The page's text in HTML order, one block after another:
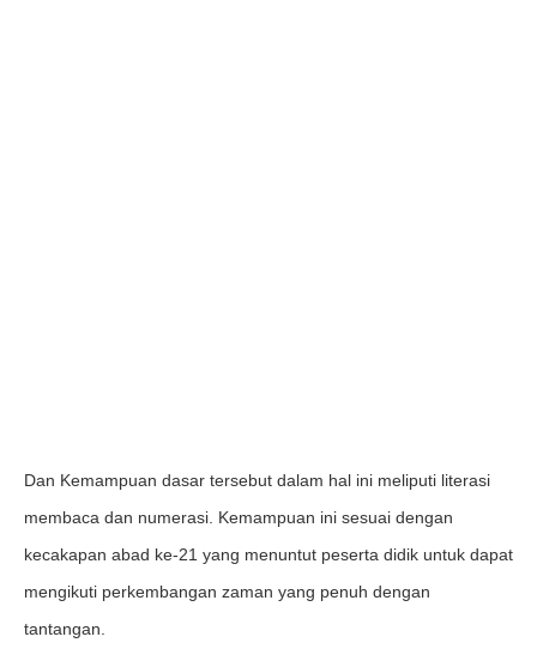
Dan Kemampuan dasar tersebut dalam hal ini meliputi literasi
membaca dan numerasi. Kemampuan ini sesuai dengan
kecakapan abad ke-21 yang menuntut peserta didik untuk dapat
mengikuti perkembangan zaman yang penuh dengan
tantangan.